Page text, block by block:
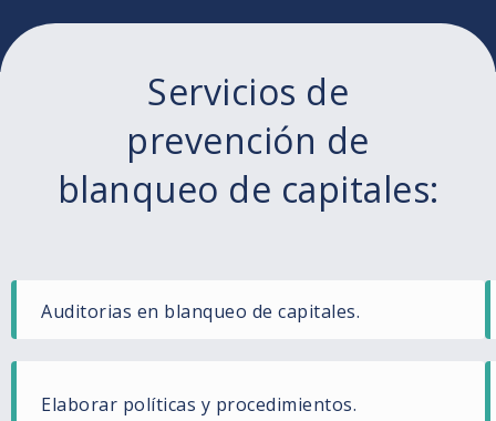
Servicios de
prevención de
blanqueo de capitales:
Auditorias en blanqueo de capitales.
Elaborar políticas y procedimientos.